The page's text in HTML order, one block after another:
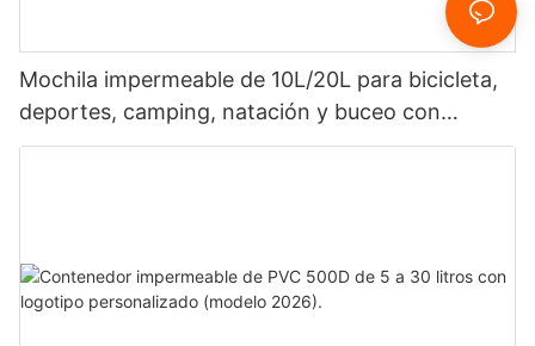
Mochila impermeable de 10L/20L para bicicleta,
deportes, camping, natación y buceo con
logotipo personalizado.